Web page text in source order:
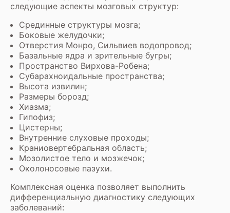
следующие аспекты мозговых структур:
Срединные структуры мозга;
Боковые желудочки;
Отверстия Монро, Сильвиев водопровод;
Базальные ядра и зрительные бугры;
Пространство Вирхова-Робена;
Субарахноидальные пространства;
Высота извилин;
Размеры борозд;
Хиазма;
Гипофиз;
Цистерны;
Внутренние слуховые проходы;
Краниовертебральная область;
Мозолистое тело и мозжечок;
Околоносовые пазухи.
Комплексная оценка позволяет выполнить
дифференциальную диагностику следующих
заболеваний: